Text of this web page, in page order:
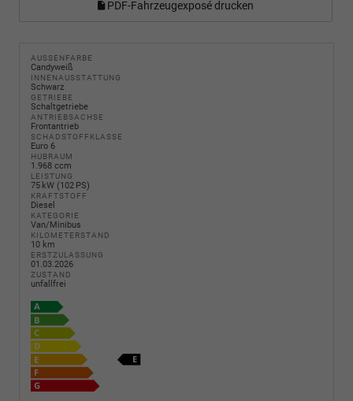
PDF-Fahrzeugexposé drucken
AUSSENFARBE
Candyweiß
INNENAUSSTATTUNG
Schwarz
GETRIEBE
Schaltgetriebe
ANTRIEBSACHSE
Frontantrieb
SCHADSTOFFKLASSE
Euro 6
HUBRAUM
1.968 ccm
LEISTUNG
75 kW (102 PS)
KRAFTSTOFF
Diesel
KATEGORIE
Van/Minibus
KILOMETERSTAND
10 km
ERSTZULASSUNG
01.03.2026
ZUSTAND
unfallfrei